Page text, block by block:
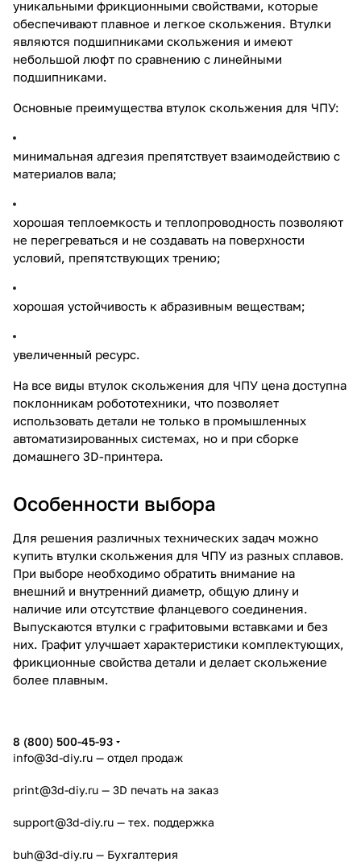
уникальными фрикционными свойствами, которые
обеспечивают плавное и легкое скольжения. Втулки
являются подшипниками скольжения и имеют
небольшой люфт по сравнению с линейными
подшипниками.
Основные преимущества втулок скольжения для ЧПУ:
минимальная адгезия препятствует взаимодействию с
материалов вала;
хорошая теплоемкость и теплопроводность позволяют
не перегреваться и не создавать на поверхности
условий, препятствующих трению;
хорошая устойчивость к абразивным веществам;
увеличенный ресурс.
На все виды втулок скольжения для ЧПУ цена доступна
поклонникам робототехники, что позволяет
использовать детали не только в промышленных
автоматизированных системах, но и при сборке
домашнего 3D-принтера.
Особенности выбора
Для решения различных технических задач можно
купить втулки скольжения для ЧПУ из разных сплавов.
При выборе необходимо обратить внимание на
внешний и внутренний диаметр, общую длину и
наличие или отсутствие фланцевого соединения.
Выпускаются втулки с графитовыми вставками и без
них. Графит улучшает характеристики комплектующих,
фрикционные свойства детали и делает скольжение
более плавным.
8 (800) 500-45-93
info@3d-diy.ru — отдел продаж
print@3d-diy.ru — 3D печать на заказ
support@3d-diy.ru — тех. поддержка
buh@3d-diy.ru — Бухгалтерия